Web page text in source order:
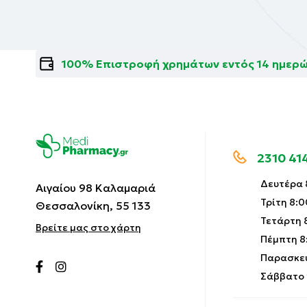
100% Επιστροφή χρημάτων εντός 14
Αιγαίου 98 Καλαμαριά
Θεσσαλονίκη, 55 133
Βρείτε μας στο χάρτη
2310
Δευτέρα
Τρίτη
Τετάρτη
Πέμπτη
Σάββατο